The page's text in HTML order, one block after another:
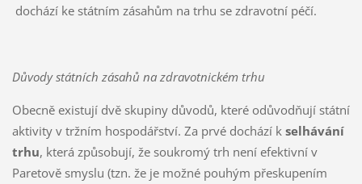
dochází ke státním zásahům na trhu se zdravotní péčí.
Důvody státních zásahů na zdravotnickém trhu
Obecně existují dvě skupiny důvodů, které odůvodňují státní
aktivity v tržním hospodářství. Za prvé dochází k selhávání
trhu, která způsobují, že soukromý trh není efektivní v
Paretově smyslu (tzn. že je možné pouhým přeskupením